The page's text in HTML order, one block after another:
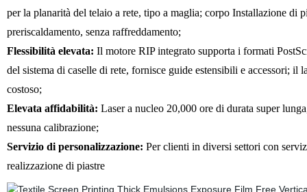
per la planarità del telaio a rete, tipo a maglia; corpoInstallazione di
preriscaldamento, senza raffreddamento;
Flessibilità elevata: Il motore RIP integrato supporta i formati
del sistema di caselle di rete, fornisce guide estensibili e accessori; il
costoso;
Elevata affidabilità: Laser a nucleo 20,000 ore di durata super
nessuna calibrazione;
Servizio di personalizzazione: Perclienti in diversi settori con
realizzazione di piastre